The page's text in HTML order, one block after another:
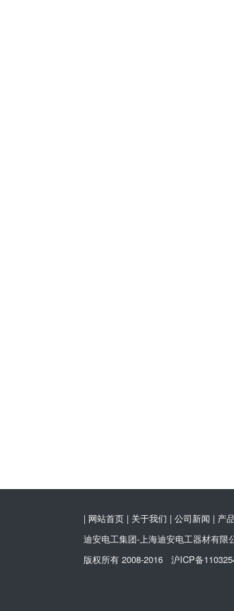
| 网站首页 | 关于我们 | 公司新闻 | 产
迪安电工集团-上海迪安电工器材有限
版权所有 2008-2016 沪ICP备